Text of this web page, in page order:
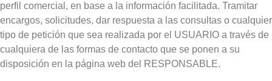
perfil comercial, en base a la información facilitada. Tramitar
encargos, solicitudes, dar respuesta a las consultas o cualquier
tipo de petición que sea realizada por el USUARIO a través de
cualquiera de las formas de contacto que se ponen a su
disposición en la página web del RESPONSABLE.